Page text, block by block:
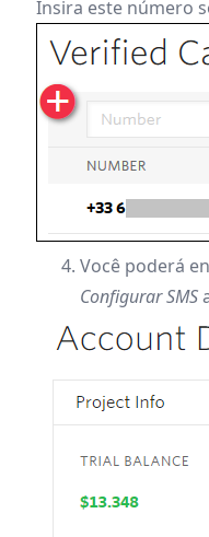
Insira este número
Você poderá
Configurar SMS